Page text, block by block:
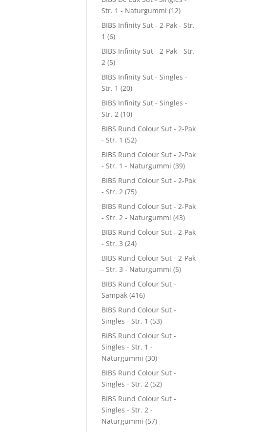
Str. 1 - Naturgummi (12)
BIBS Infinity Sut - 2-Pak - Str.
1 (6)
BIBS Infinity Sut - 2-Pak - Str.
2 (5)
BIBS Infinity Sut - Singles -
Str. 1 (20)
BIBS Infinity Sut - Singles -
Str. 2 (10)
BIBS Rund Colour Sut - 2-Pak
- Str. 1 (52)
BIBS Rund Colour Sut - 2-Pak
- Str. 1 - Naturgummi (39)
BIBS Rund Colour Sut - 2-Pak
- Str. 2 (75)
BIBS Rund Colour Sut - 2-Pak
- Str. 2 - Naturgummi (43)
BIBS Rund Colour Sut - 2-Pak
- Str. 3 (24)
BIBS Rund Colour Sut - 2-Pak
- Str. 3 - Naturgummi (5)
BIBS Rund Colour Sut -
Sampak (416)
BIBS Rund Colour Sut -
Singles - Str. 1 (53)
BIBS Rund Colour Sut -
Singles - Str. 1 -
Naturgummi (30)
BIBS Rund Colour Sut -
Singles - Str. 2 (52)
BIBS Rund Colour Sut -
Singles - Str. 2 -
Naturgummi (57)